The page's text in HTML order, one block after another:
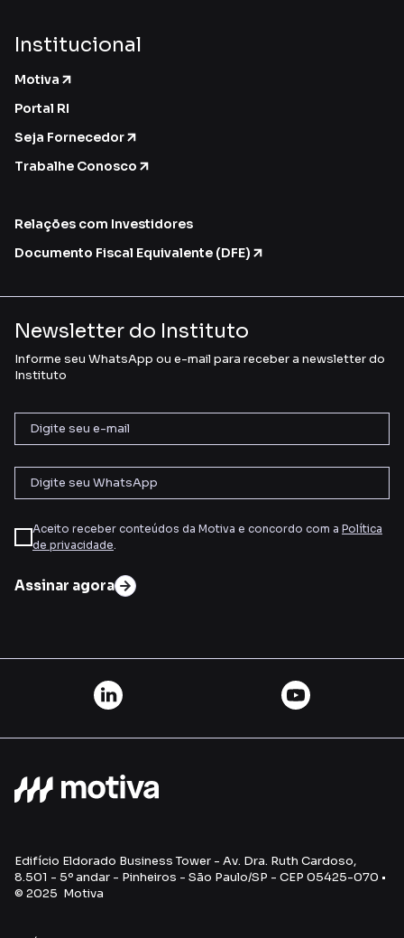
Institucional
Motiva
Portal RI
Seja Fornecedor
Trabalhe Conosco
Relações com Investidores
Documento Fiscal Equivalente (DFE)
Newsletter do Instituto
Informe seu WhatsApp ou e-mail para receber a newsletter do
Instituto
Aceito receber conteúdos da Motiva e concordo com a Política
de privacidade
Assinar agora
Edifício Eldorado Business Tower - Av. Dra. Ruth Cardoso,
8.501 - 5º andar - Pinheiros - São Paulo/SP - CEP 05425-070 •
© 2025 Motiva